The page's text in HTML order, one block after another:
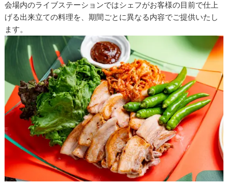
会場内のライブステーションではシェフがお客様の目前で仕上
げる出来立ての料理を、期間ごとに異なる内容でご提供いたし
ます。